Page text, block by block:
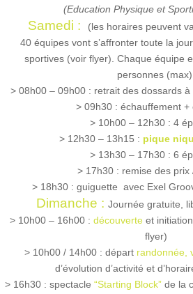
(Education Physique et
Samedi : (les horaires peuvent
40 équipes vont s’affronter toute la
sportives (voir flyer). Chaque équipe
personnes
> 08h00 – 09h00 : retrait des dossards
> 09h30 : échauffement +
> 10h00 – 12h30 : 4
> 12h30 – 13h15 : pique
> 13h30 – 17h30 : 6
> 17h30 : remise des prix
> 18h30 : guiguette avec Exel
Dimanche : Journée gratuite,
> 10h00 – 16h00 : découverteet
flyer)
> 10h00 / 14h00 : départ randonnée,
d’évolution d’activité et
> 16h30 : spectacle “Starting Block” de la